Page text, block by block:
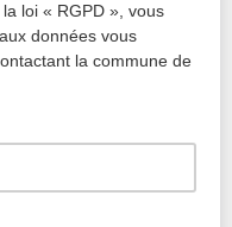
loi « RGPD », vous
données vous
la commune de